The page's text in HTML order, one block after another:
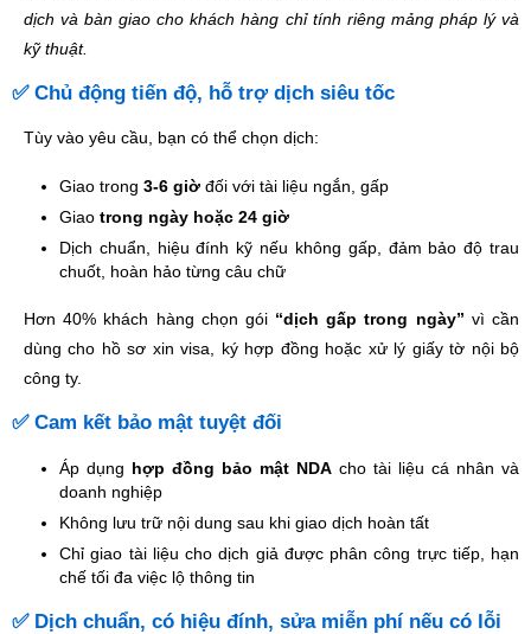
dịch và bàn giao cho khách hàng chỉ tính riêng mảng pháp lý và
kỹ thuật.
✅ Chủ động tiến độ, hỗ trợ dịch siêu tốc
Tùy vào yêu cầu, bạn có thể chọn dịch:
Giao trong 3-6 giờ đối với tài liệu ngắn, gấp
Giao trong ngày hoặc 24 giờ
Dịch chuẩn, hiệu đính kỹ nếu không gấp, đảm bảo độ trau
chuốt, hoàn hảo từng câu chữ
Hơn 40% khách hàng chọn gói “dịch gấp trong ngày” vì cần
dùng cho hồ sơ xin visa, ký hợp đồng hoặc xử lý giấy tờ nội bộ
công ty.
✅ Cam kết bảo mật tuyệt đối
Áp dụng hợp đồng bảo mật NDA cho tài liệu cá nhân và
doanh nghiệp
Không lưu trữ nội dung sau khi giao dịch hoàn tất
Chỉ giao tài liệu cho dịch giả được phân công trực tiếp, hạn
chế tối đa việc lộ thông tin
✅ Dịch chuẩn, có hiệu đính, sửa miễn phí nếu có lỗi